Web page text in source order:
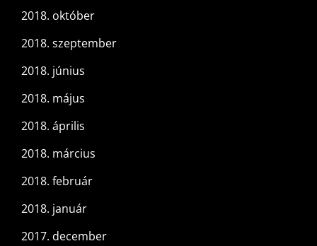
2018. október
2018. szeptember
2018. június
2018. május
2018. április
2018. március
2018. február
2018. január
2017. december